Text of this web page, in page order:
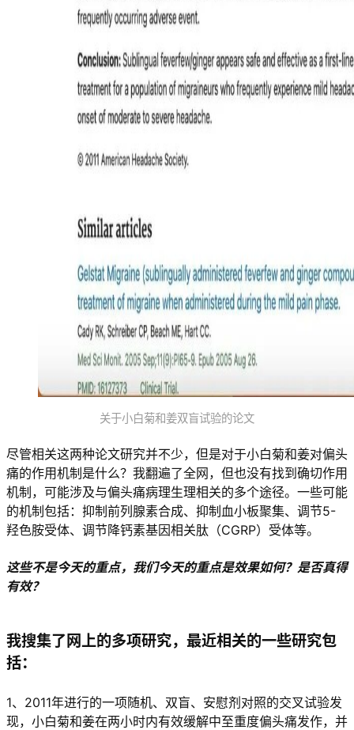
关于小白菊和姜双盲试验的论文
尽管相关这两种论文研究并不少，但是对于小白菊和姜对偏头
痛的作用机制是什么？我翻遍了全网，但也没有找到确切作用
机制，可能涉及与偏头痛病理生理相关的多个途径。一些可能
的机制包括：抑制前列腺素合成、抑制血小板聚集、调节5-
羟色胺受体、调节降钙素基因相关肽（CGRP）受体等。
这些不是今天的重点，我们今天的重点是效果如何？是否真得
有效？
我搜集了网上的多项研究，最近相关的一些研究包
括：
1、2011年进行的一项随机、双盲、安慰剂对照的交叉试验发
现，小白菊和姜在两小时内有效缓解中至重度偏头痛发作，并